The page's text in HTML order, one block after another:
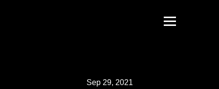
Sep 29, 2021